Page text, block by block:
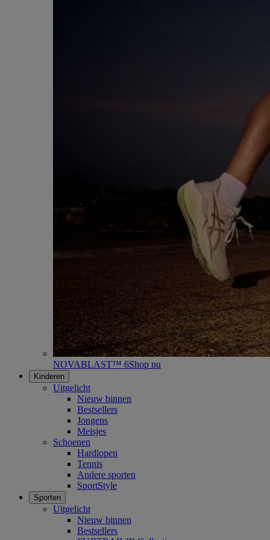
NOVABLAST™ 6Shop nu
Kinderen
Uitgelicht
Nieuw binnen
Bestsellers
Jongens
Meisjes
Schoenen
Hardlopen
Tennis
Andere sporten
SportStyle
Sporten
Uitgelicht
Nieuw binnen
Bestsellers